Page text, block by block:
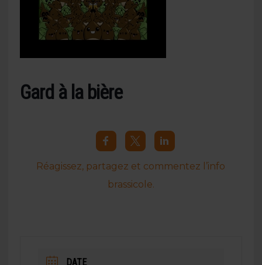
Gard à la bière
Réagissez, partagez et commentez l’info
brassicole.
DATE